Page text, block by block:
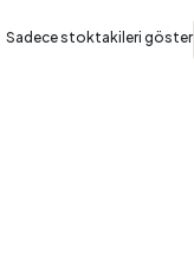
Sadece stoktakileri göster